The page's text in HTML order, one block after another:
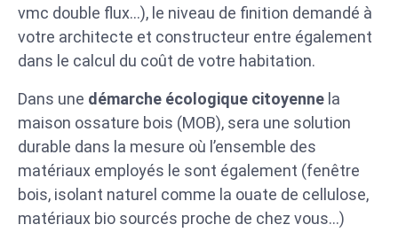
vmc double flux…), le niveau de finition demandé à
votre architecte et constructeur entre également
dans le calcul du coût de votre habitation.
Dans une démarche écologique citoyenne la
maison ossature bois (MOB), sera une solution
durable dans la mesure où l’ensemble des
matériaux employés le sont également (fenêtre
bois, isolant naturel comme la ouate de cellulose,
matériaux bio sourcés proche de chez vous…)